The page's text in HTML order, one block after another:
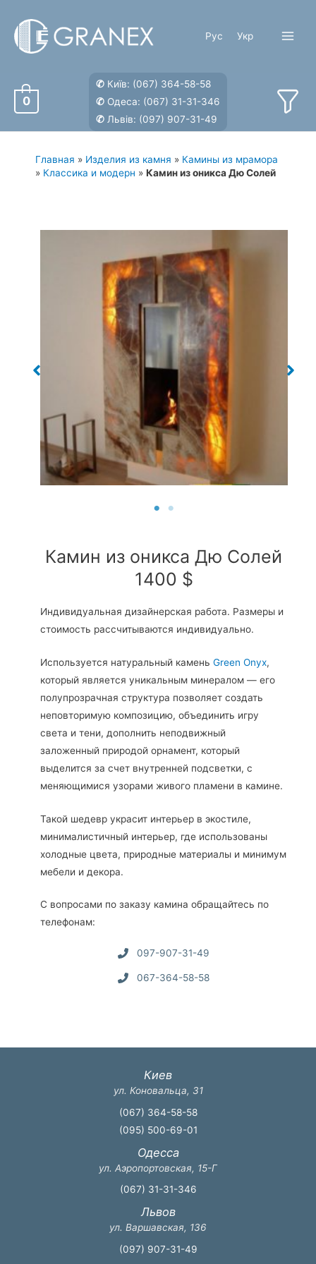
содержимому
Рус Укр
0
✆ Київ: (067) 364-58-58
✆ Одеса: (067) 31-31-346
✆ Львів: (097) 907-31-49
Главная » Изделия из камня » Камины из мрамора
» Классика и модерн » Камин из оникса Дю Солей
Камин из оникса Дю Солей
1400 $
Индивидуальная дизайнерская работа. Размеры и
стоимость рассчитываются индивидуально.
Используется натуральный камень Green Onyx,
который является уникальным минералом — его
полупрозрачная структура позволяет создать
неповторимую композицию, объединить игру
света и тени, дополнить неподвижный
заложенный природой орнамент, который
выделится за счет внутренней подсветки, с
меняющимися узорами живого пламени в камине.
Такой шедевр украсит интерьер в экостиле,
минималистичный интерьер, где использованы
холодные цвета, природные материалы и минимум
мебели и декора.
С вопросами по заказу камина обращайтесь по
телефонам:
097-907-31-49
067-364-58-58
Киев
ул. Коновальца, 31
(067) 364-58-58
(095) 500-69-01
Одесса
ул. Аэропортовская, 15-Г
(067) 31-31-346
Львов
ул. Варшавская, 136
(097) 907-31-49